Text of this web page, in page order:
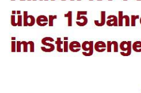
renovieren - Schlosserei -
Balkongeländer - Haustüre
Altbausanierung -
Holztreppe - Parkettboden